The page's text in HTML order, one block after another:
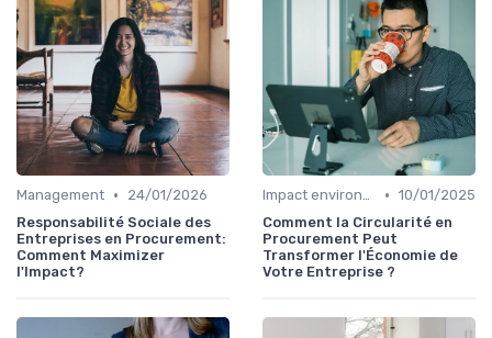
Management •
24/01/2026
Responsabilité Sociale des
Entreprises en Procurement:
Comment Maximizer
l'Impact?
Impact environnemental • 10/01/2025
Comment la Circularité en
Procurement Peut
Transformer l'Économie de
Votre Entreprise ?